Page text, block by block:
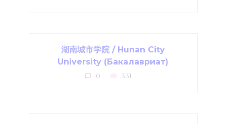
湖南城市学院 / Hunan City
University (Бакалавриат)
0 331